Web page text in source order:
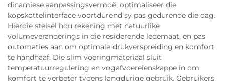
dinamiese aanpassingsvermoë, optimaliseer die
kopskottelinterface voortdurend sy pas gedurende die dag.
Hierdie stelsel hou rekening met natuurlike
volumeveranderings in die residerende ledemaat, en pas
outomaties aan om optimale drukverspreiding en komfort
te handhaaf. Die slim voeringmateriaal sluit
temperatuurregulering en vogafvoereienskappe in om
komfort te verbeter tydens langdurige gebruik. Gebruikers